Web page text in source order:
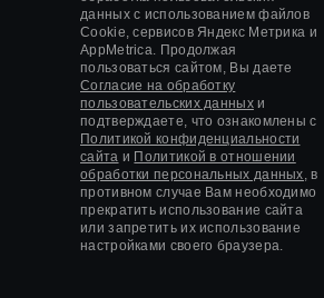
данных с использованием файлов
Cookie, сервисов Яндекс Метрика и
AppMetrica. Продолжая
пользоваться сайтом, Вы даете
Согласие на обработку
пользовательских данныхи
подтверждаете, что ознакомлены с
Политикой конфиденциальности
сайта и Политикой в отношении
обработки персональных данных, в
противном случае Вам необходимо
прекратить использование сайта
или запретить их использование
настройками своего браузера.